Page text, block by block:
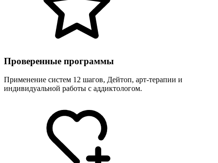
Проверенные программы
Применение систем 12 шагов, Дейтоп, арт-терапии и
индивидуальной работы с аддиктологом.